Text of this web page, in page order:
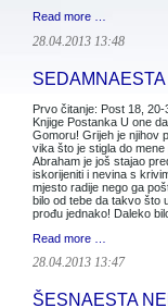
Read more …
28.04.2013 13:48
Prvo čitanje: Post 18,
Knjige Postanka U one
Gomoru! Grijeh je njihov
vika što je stigla do mene
Abraham je još stajao
iskorijeniti i nevina s
mjesto radije nego ga
bilo od tebe da takvo što
prođu jednako! Daleko
Read more …
28.04.2013 13:47
ŠESNAESTA